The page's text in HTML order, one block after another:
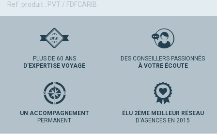
Ref. produit : PVT / FDFCARIB
PLUS DE 60 ANS
D'EXPERTISE VOYAGE
DES CONSEILLERS PASSIONNÉS
À VOTRE ÉCOUTE
UN ACCOMPAGNEMENT
PERMANENT
ÉLU 2ÈME MEILLEUR RÉSEAU
D'AGENCES EN 2015